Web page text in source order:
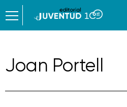
Joan Portell